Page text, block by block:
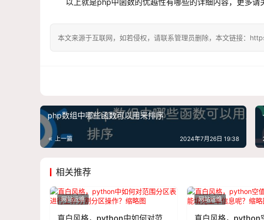
以上就是php中函数的优越性有哪些的详细内容，更多请
本文来源于互联网，如若侵权，请联系管理员删除，本文链接：
php数组中哪些函数可以用来排序
上一篇 2024年7月26日 19:38
相关推荐
网站运维 网站运维